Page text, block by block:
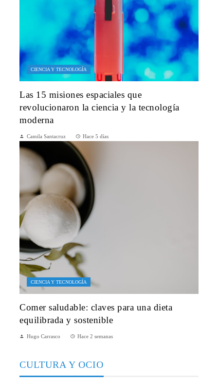
CIENCIA Y TECNOLOGÍA
Las 15 misiones espaciales que
revolucionaron la ciencia y la tecnología
moderna
Camila Santacruz Hace 5 días
CIENCIA Y TECNOLOGÍA
Comer saludable: claves para una dieta
equilibrada y sostenible
Hugo Carrasco Hace 2 semanas
CULTURA Y OCIO